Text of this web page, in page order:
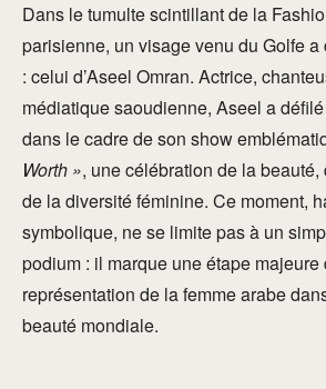
Dans le tumulte scintillant de la
parisienne, un visage venu du Golfe
: celui d’Aseel Omran. Actrice,
médiatique saoudienne, Aseel a
dans le cadre de son show
Worth », une célébration de la
de la diversité féminine. Ce moment,
symbolique, ne se limite pas à un
podium : il marque une étape majeure
représentation de la femme arabe
beauté mondiale.